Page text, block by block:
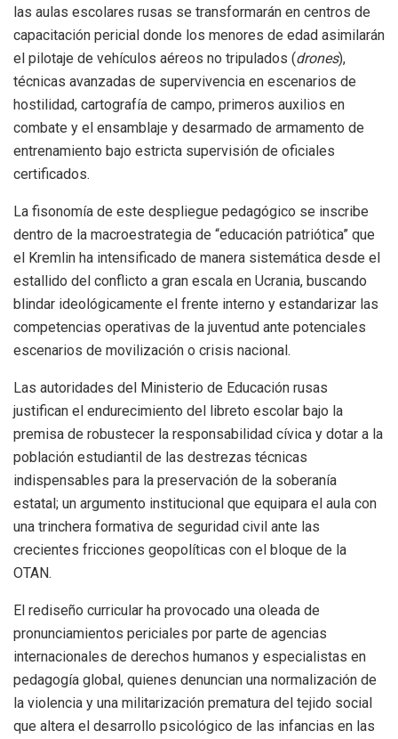
las aulas escolares rusas se transformarán en centros de
capacitación pericial donde los menores de edad asimilarán
el pilotaje de vehículos aéreos no tripulados (drones),
técnicas avanzadas de supervivencia en escenarios de
hostilidad, cartografía de campo, primeros auxilios en
combate y el ensamblaje y desarmado de armamento de
entrenamiento bajo estricta supervisión de oficiales
certificados.
La fisonomía de este despliegue pedagógico se inscribe
dentro de la macroestrategia de “educación patriótica” que
el Kremlin ha intensificado de manera sistemática desde el
estallido del conflicto a gran escala en Ucrania, buscando
blindar ideológicamente el frente interno y estandarizar las
competencias operativas de la juventud ante potenciales
escenarios de movilización o crisis nacional.
Las autoridades del Ministerio de Educación rusas
justifican el endurecimiento del libreto escolar bajo la
premisa de robustecer la responsabilidad cívica y dotar a la
población estudiantil de las destrezas técnicas
indispensables para la preservación de la soberanía
estatal; un argumento institucional que equipara el aula con
una trinchera formativa de seguridad civil ante las
crecientes fricciones geopolíticas con el bloque de la
OTAN.
El rediseño curricular ha provocado una oleada de
pronunciamientos periciales por parte de agencias
internacionales de derechos humanos y especialistas en
pedagogía global, quienes denuncian una normalización de
la violencia y una militarización prematura del tejido social
que altera el desarrollo psicológico de las infancias en las